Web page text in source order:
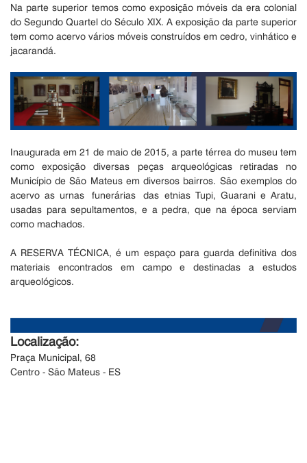
Na parte superior temos como exposição móveis da era colonial
do Segundo Quartel do Século XIX. A exposição da parte superior
tem como acervo vários móveis construídos em cedro, vinhático e
jacarandá.
Inaugurada em 21 de maio de 2015, a parte térrea do museu tem
como exposição diversas peças arqueológicas retiradas no
Município de São Mateus em diversos bairros. São exemplos do
acervo as urnas funerárias das etnias Tupi, Guarani e Aratu,
usadas para sepultamentos, e a pedra, que na época serviam
como machados.
A RESERVA TÉCNICA, é um espaço para guarda definitiva dos
materiais encontrados em campo e destinadas a estudos
arqueológicos.
Localização:
Praça Municipal, 68
Centro - São Mateus - ES